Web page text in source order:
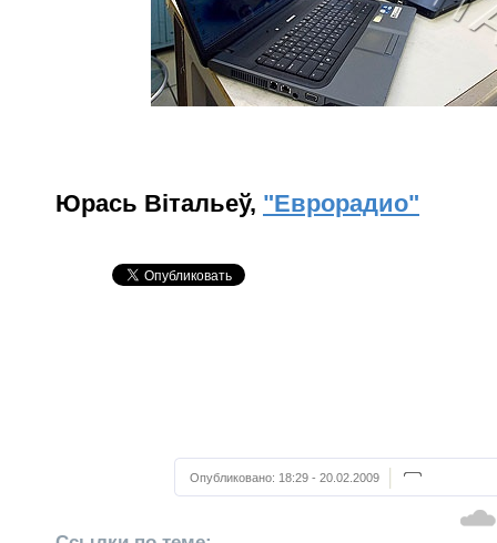
Юрась Вітальеў, "Еврорадио"
Опубликовано: 18:29 - 20.02.2009